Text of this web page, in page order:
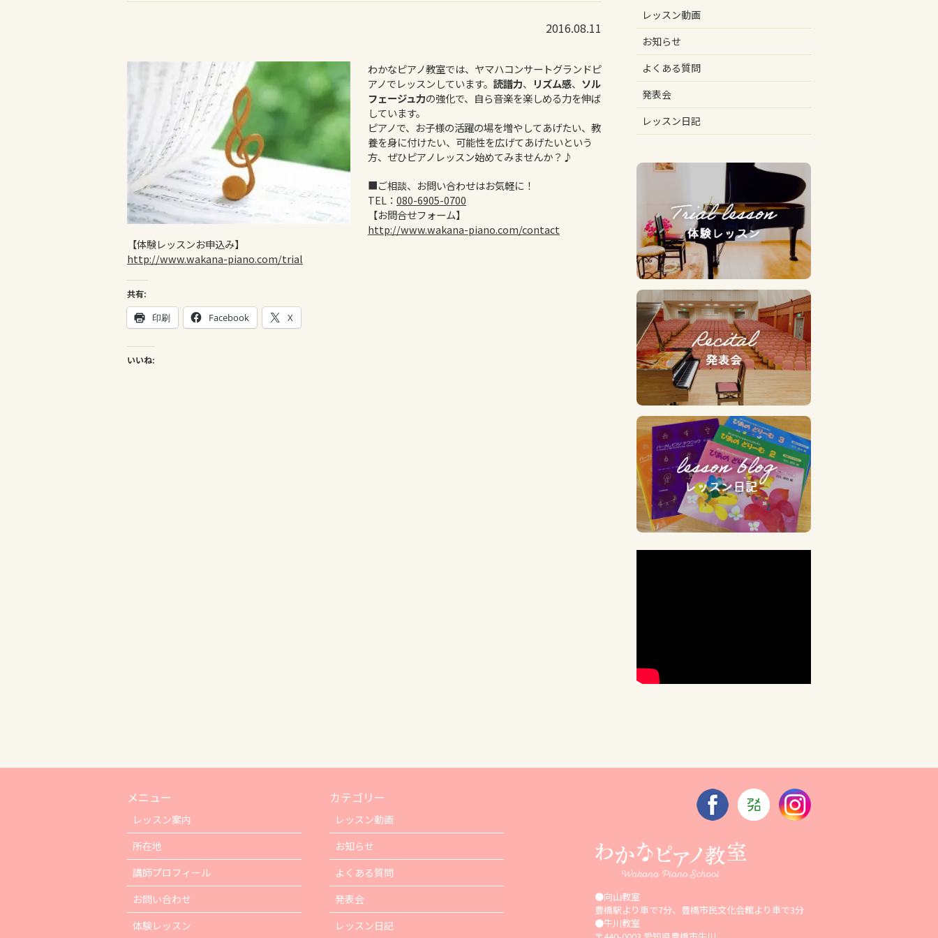
2016.08.11
わかなピアノ教室では、ヤマハコンサートグランドピ
アノでレッスンしています。 読譜力、 リズム感、 ソル
フェージュ力の強化で、自ら音楽を楽しめる力を伸ば
しています。
ピアノで、お子様の活躍の場を増やしてあげたい、教
養を身に付けたい、可能性を広げてあげたいという
方、ぜひピアノレッスン始めてみませんか？♪
■ご相談、お問い合わせはお気軽に！
TEL： 080-6905-0700
【お問合せフォーム】
http://www.wakana-piano.com/contact
【体験レッスンお申込み】
http://www.wakana-piano.com/trial
共有:
印刷 Facebook X
いいね:
レッスン動画
お知らせ
よくある質問
発表会
レッスン日記
メニュー
レッスン案内
所在地
講師プロフィール
お問い合わせ
体験レッスン
カテゴリー
レッスン動画
お知らせ
よくある質問
発表会
レッスン日記
●向山教室
豊橋駅より車で7分、豊橋市民文化会館より車で3分
●牛川教室